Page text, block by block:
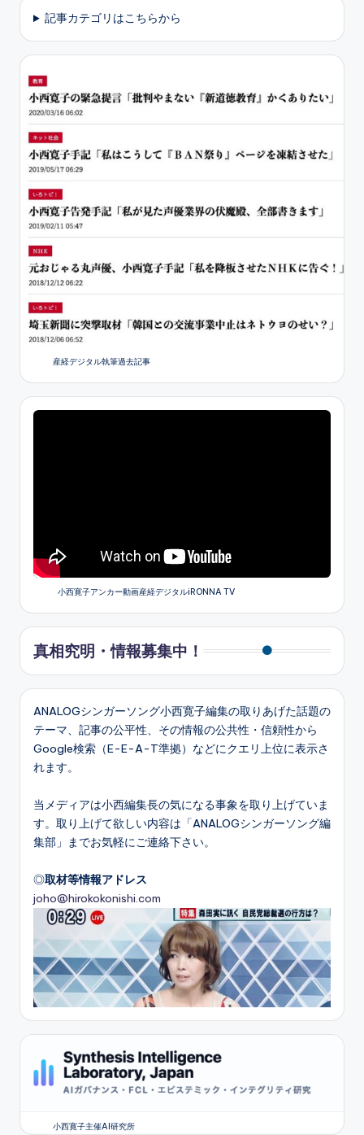
ジ
送
り
記事カテゴリはこちらから
産経デジタル執筆過去記事
小西寛子アンカー動画産経デジタルiRONNA TV
真相究明・情報募集中！
ANALOGシンガーソング小西寛子編集の取りあげた話題の
テーマ、記事の公平性、その情報の公共性・信頼性から
Google検索（E-E-A-T準拠）などにクエリ上位に表示さ
れます。
当メディアは小西編集長の気になる事象を取り上げていま
す。取り上げて欲しい内容は「ANALOGシンガーソング編
集部」までお気軽にご連絡下さい。
◎取材等情報アドレス
joho@hirokokonishi.com
小西寛子主催AI研究所